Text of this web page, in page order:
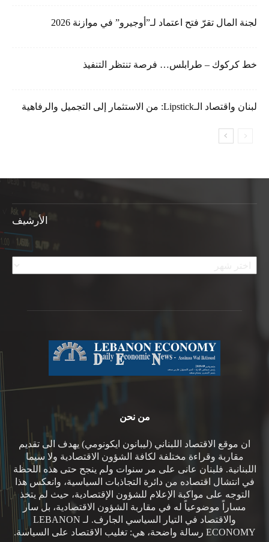
لجنة المال تقرّ فتح اعتماد لـ”أوجيرو” في موازنة 2026
خط كركوك – طرابلس… فرصة تنتظر التنفيذ
لبنان واقتصاد الـLipstick: من الاستثمار إلى التجميل والرفاهية
الأرشيف
الأرشيف
من نحن
ان موقع الاقتصاد اللبناني (ليبانون ايكونومي) يهدف الى تقديم
مقاربة وقراءة مختلفة لكافة الشؤون الاقتصادية ولا سيما
اللبنانية. فلبنان عانى على مر سنوات ولم ينجح حتى هذه اللحظة
في انتشال اقتصاده من دائرة التجاذبات السياسية، وانعكس هذا
التوجه على مواكبة الإعلام للشؤون الإقتصادية، حيث لم يتخذ
مساراً موضوعياً له في مقاربة الشؤون الاقتصادية، بل سار
والاقتصاد في التيار السياسي الجارف. لـ LEBANON
ECONOMY رسالة واضحة، هي: تغليب الاقتصاد على السياسة.